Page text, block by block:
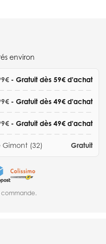
environ
- Gratuit dès 59€ d'achat
- Gratuit dès 49€ d'achat
- Gratuit dès 49€ d'achat
(32) Gratuit
commande.